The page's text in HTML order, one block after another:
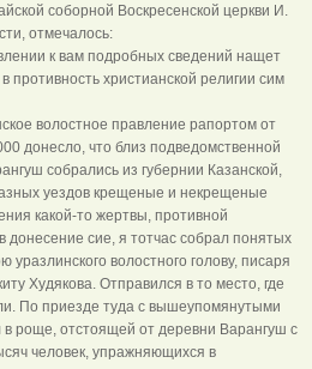
соборной Воскресенской церкви И.
отмечалось:
к вам подробных сведений нащет
противность христианской религии сим
волостное правление рапортом от
донесло, что близ подведомственной
собрались из губернии Казанской,
уездов крещеные и некрещеные
какой-то жертвы, противной
донесение сие, я тотчас собрал понятых
уразлинского волостного голову, писаря
Худякова. Отправился в то место, где
По приезде туда с вышеупомянутыми
роще, отстоящей от деревни Варангуш с
человек, упражняющихся в